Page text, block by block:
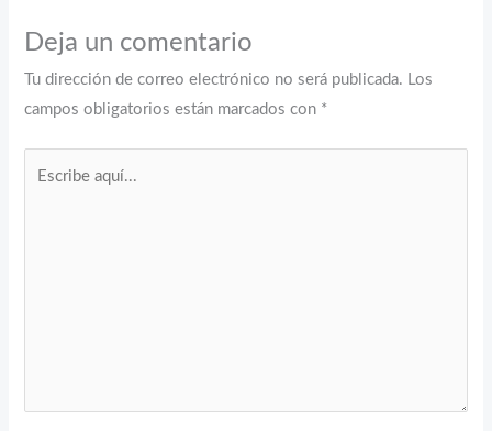
Deja un comentario
Tu dirección de correo electrónico no será publicada. Los
campos obligatorios están marcados con *